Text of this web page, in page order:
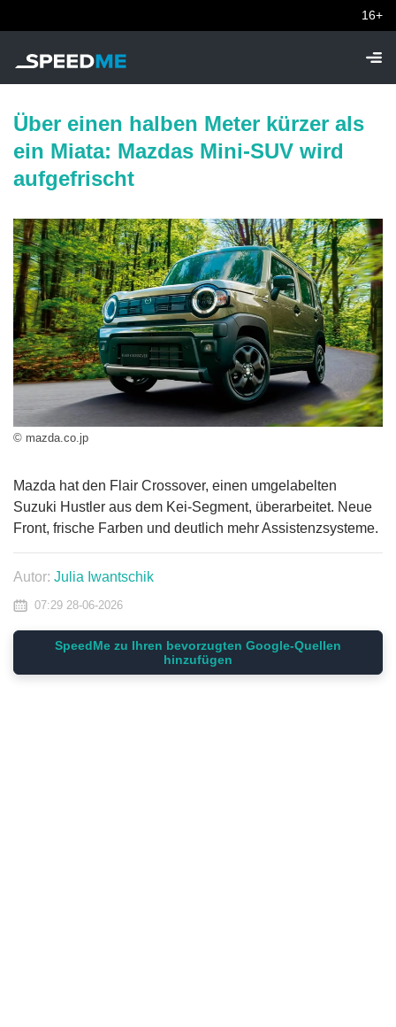
16+
Über einen halben Meter kürzer als
ein Miata: Mazdas Mini-SUV wird
aufgefrischt
© mazda.co.jp
Mazda hat den Flair Crossover, einen umgelabelten
Suzuki Hustler aus dem Kei-Segment, überarbeitet. Neue
Front, frische Farben und deutlich mehr Assistenzsysteme.
Autor: Julia Iwantschik
07:29 28-06-2026
SpeedMe zu Ihren bevorzugten Google-Quellen
hinzufügen